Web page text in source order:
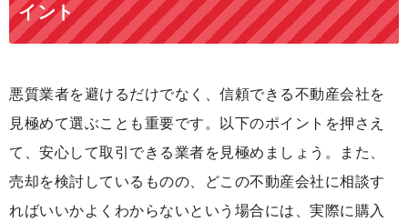
イント
悪質業者を避けるだけでなく、信頼できる不動産会社を
見極めて選ぶことも重要です。以下のポイントを押さえ
て、安心して取引できる業者を見極めましょう。また、
売却を検討しているものの、どこの不動産会社に相談す
ればいいかよくわからないという場合には、実際に購入